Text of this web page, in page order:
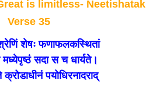
is limitless- Neetishatak
Verse 35
शेषः फणाफलकस्थितां
सदा स च धार्यते।
पयोधिरनादराद्